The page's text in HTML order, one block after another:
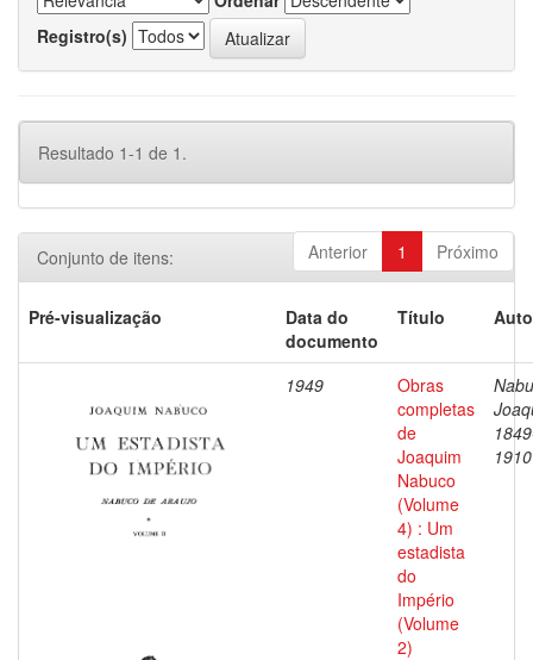
Registro(s)
Resultado 1-1 de 1.
Anterior 1 Próximo
Conjunto de itens:
Pré-visualização
Data do
documento
Título
1949
Obras
completas
de
Joaquim
Nabuco
(Volume
4) : Um
estadista
do
Império
(Volume
2)
1910